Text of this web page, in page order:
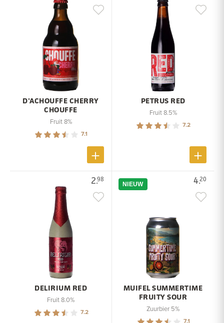
D'ACHOUFFE CHERRY
CHOUFFE
Fruit 8%
7.1
PETRUS RED
Fruit 8.5%
7.2
2.98
DELIRIUM RED
Fruit 8.0%
7.2
4.20
NIEUW
MUIFEL SUMMERTIME
FRUITY SOUR
Zuurbier 5%
7.1